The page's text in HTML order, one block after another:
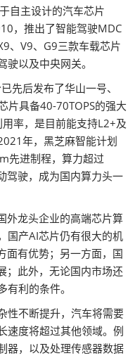
自主设计的汽车芯片
，推出了智能驾驶MDC
、V9、G9三款车载芯片
以及中央网关。
先后发布了华山一号、
片具备40-70TOPS的强大
率，是目前能支持L2+及
年，黑芝麻智能计划
先进制程，算力超过
驾驶，成为国内算力头一
外龙头企业的高端芯片算
国产AI芯片仍有很大的机
面有优势；另一方面，国
；此外，无论国内市场还
利的条件。
性不断提升，汽车将需要
速度将超过其他领域。例
器，以及处理传感器数据